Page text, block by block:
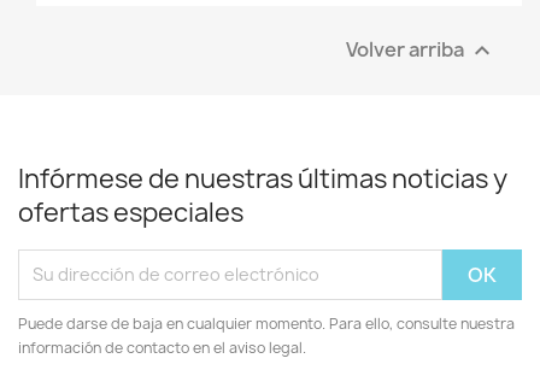
Volver arriba 
Infórmese de nuestras últimas noticias y
ofertas especiales
Puede darse de baja en cualquier momento. Para ello, consulte nuestra
información de contacto en el aviso legal.